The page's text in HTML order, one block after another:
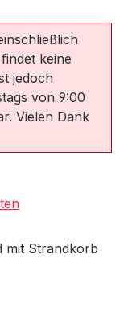
keine
jedoch
von 9:00
Vielen Dank
mit Strandkorb